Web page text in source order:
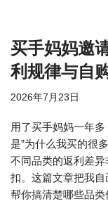
买手妈妈邀
利规律与自
2026年7月23日
用了买手妈妈一年
是”为什么我买的很
不同品类的返利差
扣。这篇文章把我自
帮你搞清楚哪些品类